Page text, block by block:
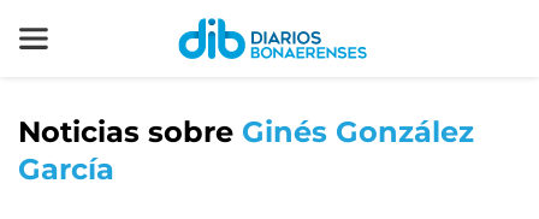
Noticias sobre Ginés González
García